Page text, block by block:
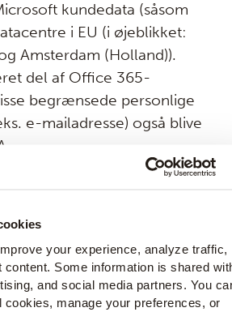
your experience, analyze traffic,
content. Some information is shared
and social media partners. You
cookies, manage your preferences, or
kundedata (såsom
i EU (i øjeblikket:
Amsterdam (Holland)).
del af Office 365-
begrænsede personlige
e-mailadresse) også blive
med Microsoft og har
kontraktklausuler
med Microsoft. Alle
der behandler